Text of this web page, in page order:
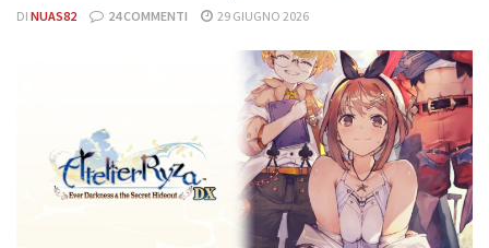
DI NUAS82 24 COMMENTI 29 GIUGNO 2026